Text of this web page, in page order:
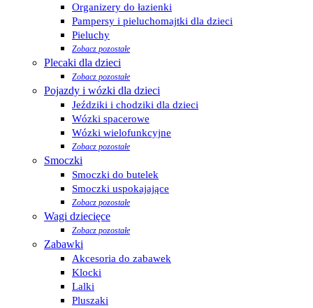
Organizery do łazienki
Pampersy i pieluchomajtki dla dzieci
Pieluchy
Zobacz pozostałe
Plecaki dla dzieci
Zobacz pozostałe
Pojazdy i wózki dla dzieci
Jeździki i chodziki dla dzieci
Wózki spacerowe
Wózki wielofunkcyjne
Zobacz pozostałe
Smoczki
Smoczki do butelek
Smoczki uspokajające
Zobacz pozostałe
Wagi dziecięce
Zobacz pozostałe
Zabawki
Akcesoria do zabawek
Klocki
Lalki
Pluszaki